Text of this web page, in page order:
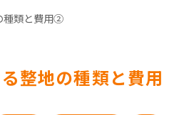
種類と費用②
整地の種類と費用